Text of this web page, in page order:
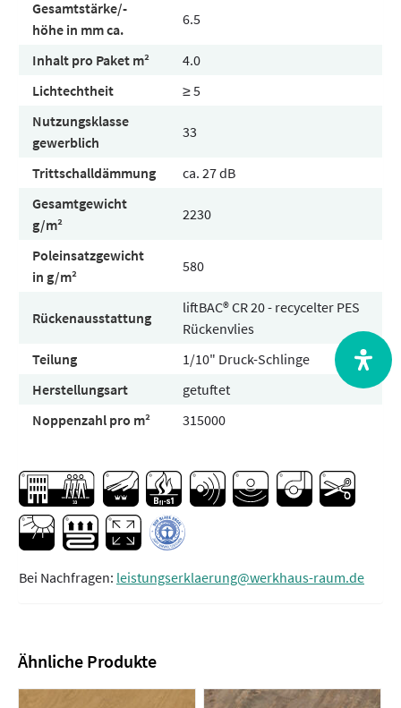
Gesamtstärke/-
höhe in mm ca.
6.5
Inhalt pro Paket m²
4.0
Lichtechtheit
≥ 5
Nutzungsklasse
gewerblich
33
Trittschalldämmung
ca. 27 dB
Gesamtgewicht
g/m²
2230
Poleinsatzgewicht
in g/m²
580
Rückenausstattung
liftBAC® CR 20 - recycelter PES
Rückenvlies
Teilung
1/10" Druck-Schlinge
Herstellungsart
getuftet
Noppenzahl pro m²
315000
Bei Nachfragen: leistungserklaerung@werkhaus-raum.de
Ähnliche Produkte